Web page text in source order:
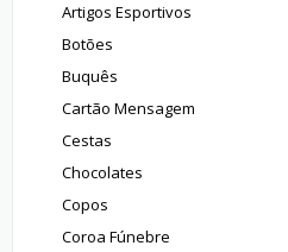
Artigos Esportivos
Botões
Buquês
Cartão Mensagem
Cestas
Chocolates
Copos
Coroa Fúnebre